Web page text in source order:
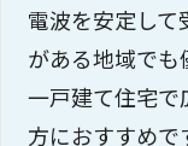
電波を安定し
がある地域でも
一戸建て住宅
方におすすめ